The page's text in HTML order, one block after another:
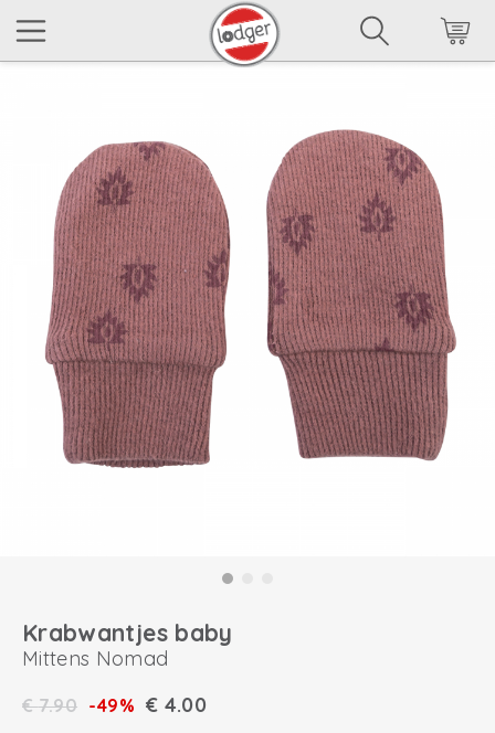
Krabwantjes baby
Mittens Nomad
€7.90 -49% € 4.00